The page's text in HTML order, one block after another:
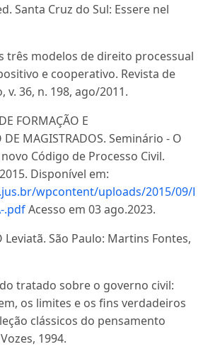
Santa Cruz do Sul: Essere nel
três modelos de direito processual
e cooperativo. Revista de
v. 36, n. 198, ago/2011.
FORMAÇÃO E
DE MAGISTRADOS. Seminário - O
Código de Processo Civil.
Disponível em:
wpcontent/uploads/2015/09/
.pdfAcesso em 03 ago.2023.
Leviatã. São Paulo: Martins Fontes,
tratado sobre o governo civil:
os limites e os fins verdadeiros
clássicos do pensamento
1994.